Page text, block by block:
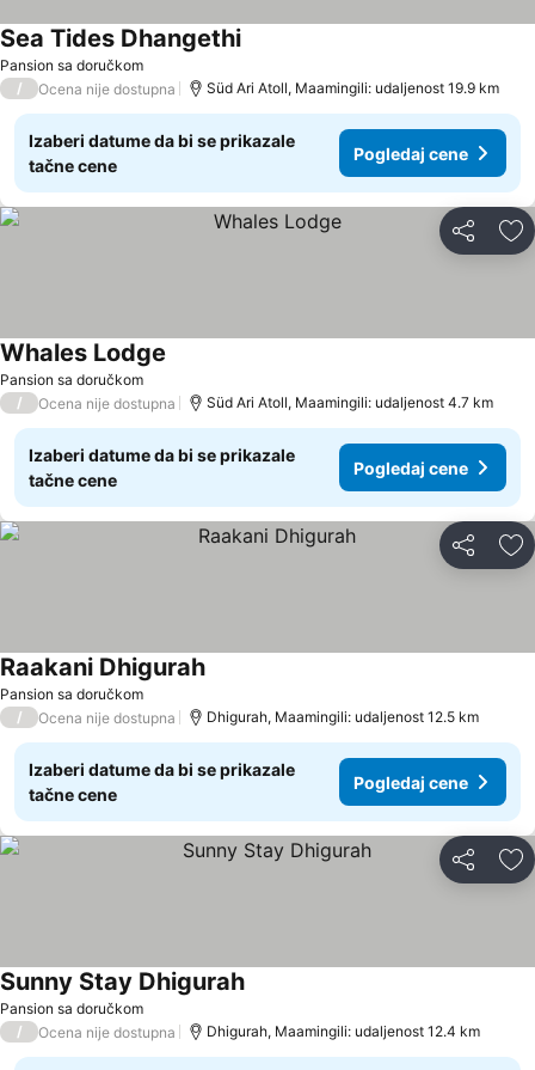
Pansion sa doručkom
Sea Tides Dhangethi
/ Ocena nije dostupna Süd Ari Atoll, Maamingili: udaljenost 19.9 km
Izaberi datume da bi se prikazale
tačne cene
Pogledaj cene
Deli
Pansion sa doručkom
Whales Lodge
/ Ocena nije dostupna Süd Ari Atoll, Maamingili: udaljenost 4.7 km
Izaberi datume da bi se prikazale
tačne cene
Pogledaj cene
Deli
Pansion sa doručkom
Raakani Dhigurah
/ Ocena nije dostupna Dhigurah, Maamingili: udaljenost 12.5 km
Izaberi datume da bi se prikazale
tačne cene
Pogledaj cene
Deli
Pansion sa doručkom
Sunny Stay Dhigurah
/ Ocena nije dostupna Dhigurah, Maamingili: udaljenost 12.4 km